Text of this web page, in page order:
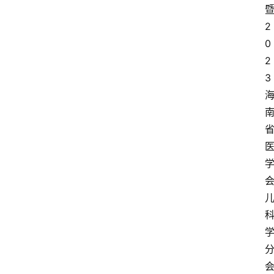
暨
2
0
2
3
海
南
省
医
学
会
儿
科
学
分
会